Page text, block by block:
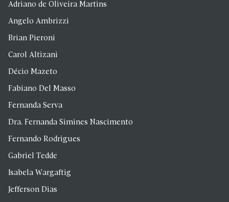
Adriano de Oliveira Martins
Angelo Ambrizzi
Brian Pieroni
Carol Altizani
Décio Mazeto
Fabiano Del Masso
Fernanda Serva
Dra. Fernanda Simines Nascimento
Fernando Rodrigues
Gabriel Tedde
Isabela Wargaftig
Jefferson Dias